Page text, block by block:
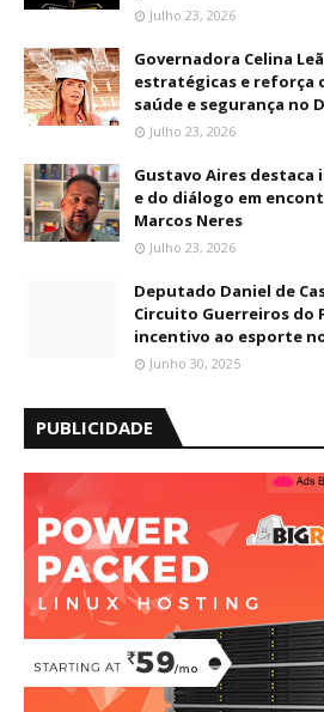
Julho 23, 2026
Governadora Celina
estratégicas e reforça
saúde e segurança no
Julho 23, 2026
Gustavo Aires
e do diálogo em
Marcos Neres
Julho 23, 2026
Deputado Daniel de
Circuito Guerreiros do
incentivo ao esporte
Junho 30, 2025
PUBLICIDADE